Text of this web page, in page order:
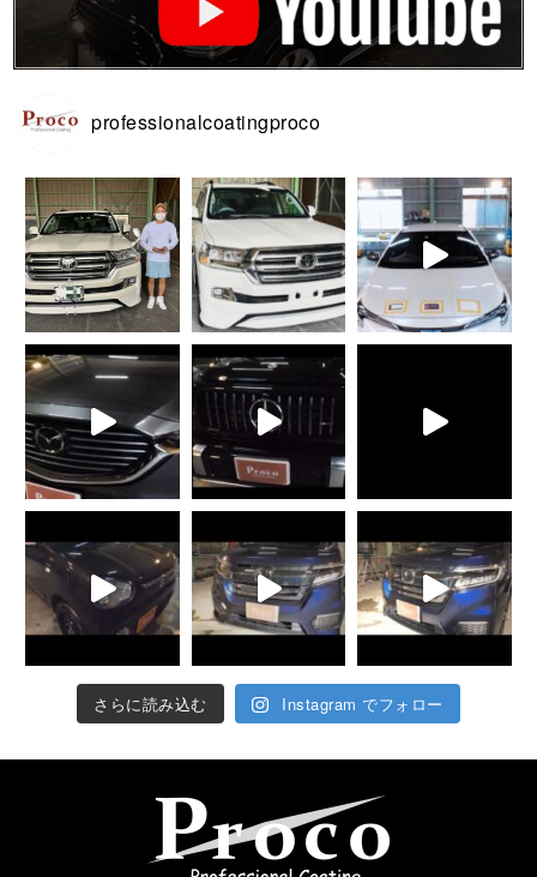
professionalcoatingproco
さらに読み込む Instagram でフォロー